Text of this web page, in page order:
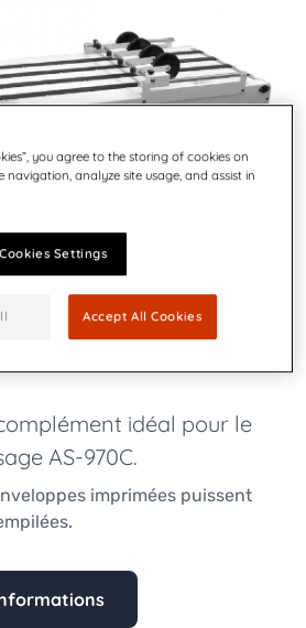
moyen volume
idéal pour le
AS-970C.
imprimées puissent
you agree to the storing of cookies on
navigation, analyze site usage, and assist in
Cookies Settings
Accept All Cookies